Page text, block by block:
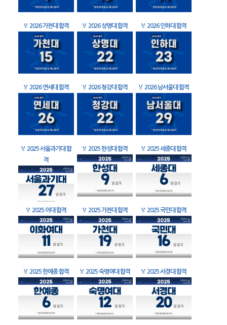
🏅 2026 가천대 합격 🏅 2026 상명대 합격 🏅 2026 인하대 합격
🏅 2026 연세대 합격 🏅 2026 청강대 합격 🏅 2026 남서울대 합격
🏅 2025 서울과기대 합
격
🏅 2025 한성대 합격 🏅 2025 세종대 합격
🏅 2025 이대 합격 🏅 2025 가천대 합격 🏅 2025 국민대 합격
🏅 2025 한예종 합격 🏅 2025 숙명여대 합격 🏅 2025 서경대 합격